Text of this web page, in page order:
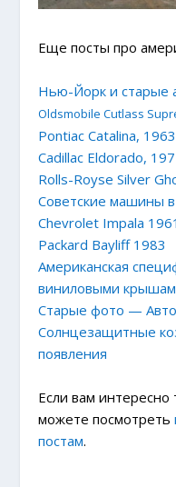
Еще посты про
Нью-Йорк и старые
Oldsmobile Cutlass
Pontiac Catalina, 1963
Cadillac Eldorado,
Rolls-Royse Silver
Советские машины
Chevrolet Impala 1961
Packard Bayliff 1983
Американская
виниловыми
Старые фото —
Солнцезащитные
появления
Если вам
можете посмотреть
постам.